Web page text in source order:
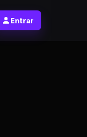
Entrar